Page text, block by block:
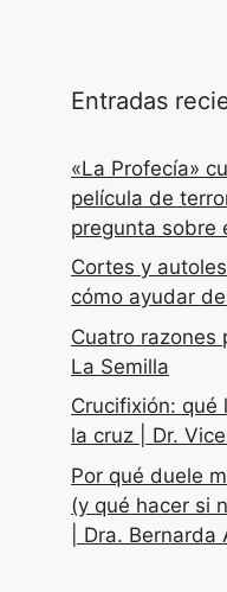
Entradas
«La Profecía»
película de
pregunta sobre
Cortes y
cómo ayudar
Cuatro razones
La Semilla
Crucifixión: qué
la cruz | Dr.
Por qué duele
(y qué hacer si
| Dra. Bernarda